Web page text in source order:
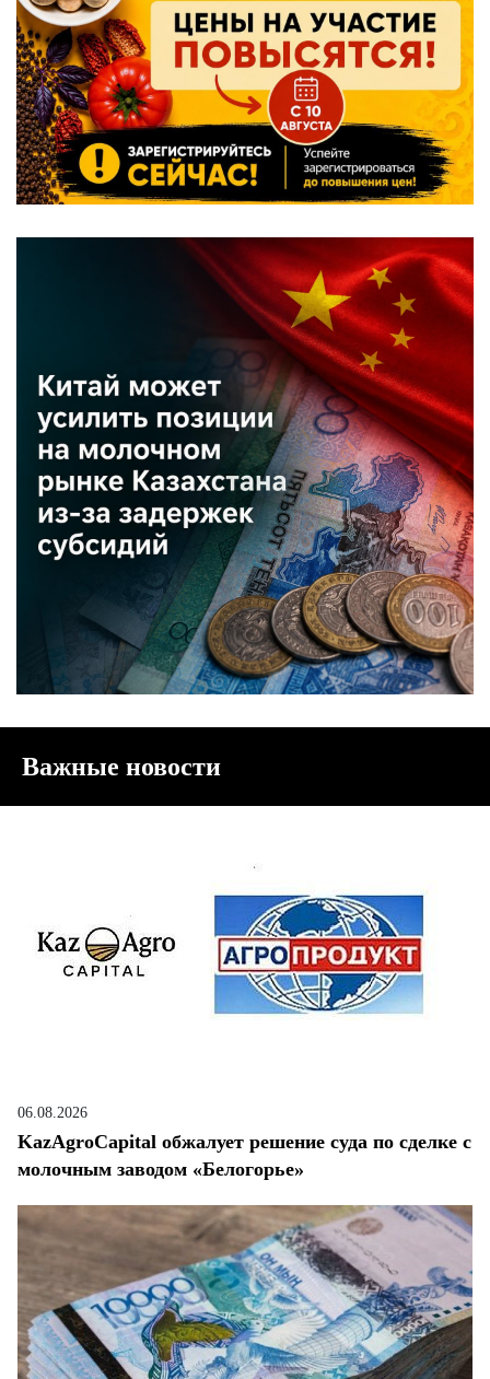
Важные новости
06.08.2026
KazAgroCapital обжалует решение суда по сделке с
молочным заводом «Белогорье»